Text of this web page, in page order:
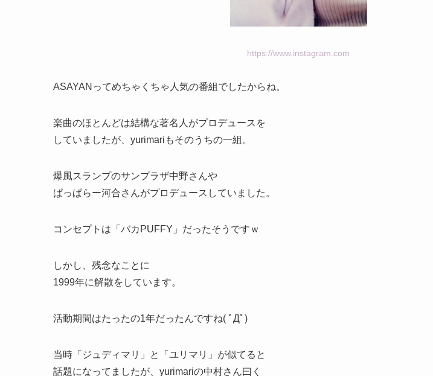
https://www.instagram.com
ASAYANってめちゃくちゃ人気の番組でしたからね。
楽曲のほとんどは結構な著名人がプロデュースを
していましたが、yurimariもそのうちの一組。
爆風スランプのサンプラザ中野さんや
ぱっぱらー河合さんがプロデュースしていました。
コンセプトは「バカPUFFY」だったそうですｗ
しかし、残念なことに
1999年に解散をしています。
活動期間はたったの1年だったんですね( ﾟДﾟ)
当時「ジュディマリ」と「ユリマリ」が似てると
話題になってましたが、yurimariの中村さん曰く